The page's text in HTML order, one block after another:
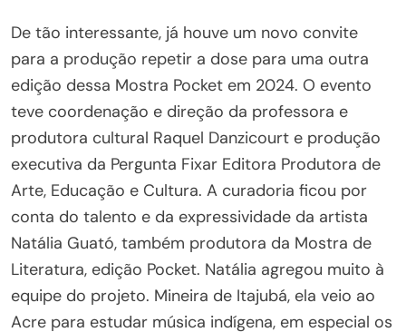
De tão interessante, já houve um novo convite
para a produção repetir a dose para uma outra
edição dessa Mostra Pocket em 2024. O evento
teve coordenação e direção da professora e
produtora cultural Raquel Danzicourt e produção
executiva da Pergunta Fixar Editora Produtora de
Arte, Educação e Cultura. A curadoria ficou por
conta do talento e da expressividade da artista
Natália Guató, também produtora da Mostra de
Literatura, edição Pocket. Natália agregou muito à
equipe do projeto. Mineira de Itajubá, ela veio ao
Acre para estudar música indígena, em especial os